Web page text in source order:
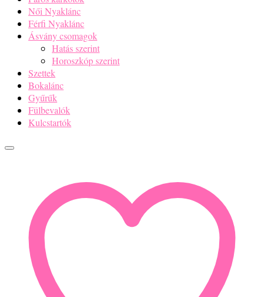
Női Nyaklánc
Férfi Nyaklánc
Ásvány csomagok
Hatás szerint
Horoszkóp szerint
Szettek
Bokalánc
Gyűrűk
Fülbevalók
Kulcstartók